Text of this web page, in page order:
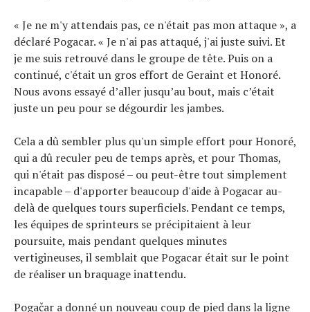
« Je ne m'y attendais pas, ce n'était pas mon attaque », a
déclaré Pogacar. « Je n'ai pas attaqué, j'ai juste suivi. Et
je me suis retrouvé dans le groupe de tête. Puis on a
continué, c'était un gros effort de Geraint et Honoré.
Nous avons essayé d’aller jusqu’au bout, mais c’était
juste un peu pour se dégourdir les jambes.
Cela a dû sembler plus qu'un simple effort pour Honoré,
qui a dû reculer peu de temps après, et pour Thomas,
qui n'était pas disposé – ou peut-être tout simplement
incapable – d'apporter beaucoup d'aide à Pogacar au-
delà de quelques tours superficiels. Pendant ce temps,
les équipes de sprinteurs se précipitaient à leur
poursuite, mais pendant quelques minutes
vertigineuses, il semblait que Pogacar était sur le point
de réaliser un braquage inattendu.
Pogačar a donné un nouveau coup de pied dans la ligne